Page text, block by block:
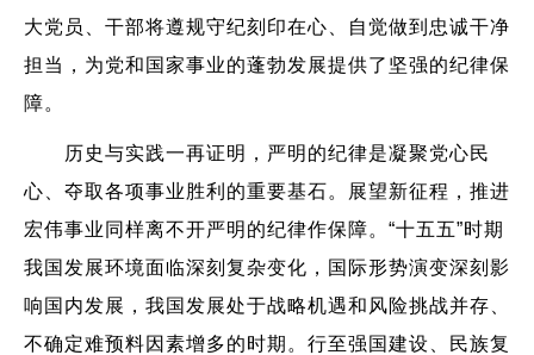
大党员、干部将遵规守纪刻印在心、自觉做到忠诚干净
担当，为党和国家事业的蓬勃发展提供了坚强的纪律保
障。
历史与实践一再证明，严明的纪律是凝聚党心民
心、夺取各项事业胜利的重要基石。展望新征程，推进
宏伟事业同样离不开严明的纪律作保障。“十五五”时期
我国发展环境面临深刻复杂变化，国际形势演变深刻影
响国内发展，我国发展处于战略机遇和风险挑战并存、
不确定难预料因素增多的时期。行至强国建设、民族复